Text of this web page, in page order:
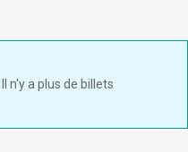
n'y a plus de billets